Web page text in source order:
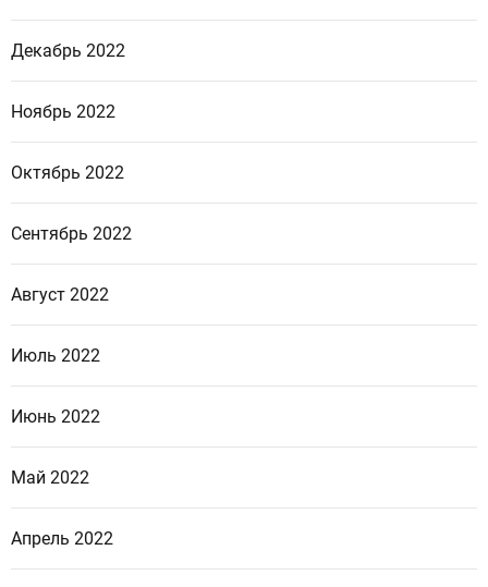
Декабрь 2022
Ноябрь 2022
Октябрь 2022
Сентябрь 2022
Август 2022
Июль 2022
Июнь 2022
Май 2022
Апрель 2022